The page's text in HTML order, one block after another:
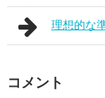
理想的な
コメント